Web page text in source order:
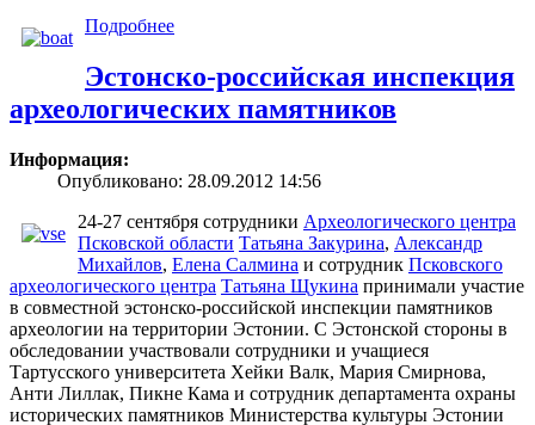
Подробнее
Эстонско-российская инспекция
археологических памятников
Информация:
Опубликовано: 28.09.2012 14:56
24-27 сентября сотрудники Археологического центра
Псковской области Татьяна Закурина, Александр
Михайлов, Елена Салмина и сотрудник Псковского
археологического центра Татьяна Щукина принимали участие
в совместной эстонско-российской инспекции памятников
археологии на территории Эстонии. С Эстонской стороны в
обследовании участвовали сотрудники и учащиеся
Тартусского университета Хейки Валк, Мария Смирнова,
Анти Лиллак, Пикне Кама и сотрудник департамента охраны
исторических памятников Министерства культуры Эстонии